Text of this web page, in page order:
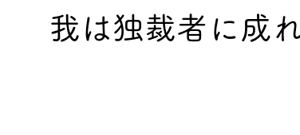
我は独裁者に成